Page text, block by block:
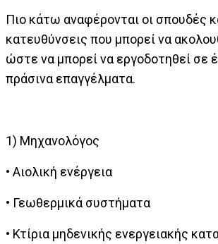
Πιο κάτω αναφέρονται οι σπουδές
κατευθύνσεις που μπορεί να
ώστε να μπορεί να εργοδοτηθεί σε
πράσινα επαγγέλματα.
1) Μηχανολόγος
• Αιολική ενέργεια
• Γεωθερμικά συστήματα
• Κτίρια μηδενικής ενεργειακής